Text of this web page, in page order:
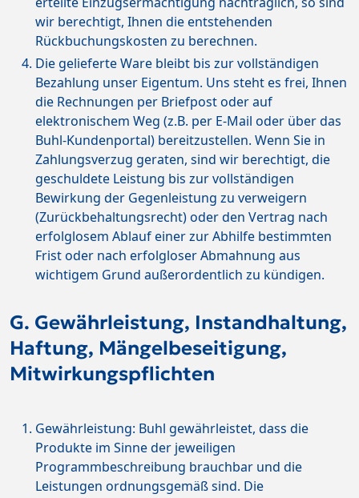
wir berechtigt, Ihnen die entstehenden
Rückbuchungskosten zu berechnen.
Die gelieferte Ware bleibt bis zur vollständigen
Bezahlung unser Eigentum. Uns steht es frei, Ihnen
die Rechnungen per Briefpost oder auf
elektronischem Weg (z.B. per E-Mail oder über das
Buhl-Kundenportal) bereitzustellen. Wenn Sie in
Zahlungsverzug geraten, sind wir berechtigt, die
geschuldete Leistung bis zur vollständigen
Bewirkung der Gegenleistung zu verweigern
(Zurückbehaltungsrecht) oder den Vertrag nach
erfolglosem Ablauf einer zur Abhilfe bestimmten
Frist oder nach erfolgloser Abmahnung aus
wichtigem Grund außerordentlich zu kündigen.
G. Gewährleistung, Instandhaltung,
Haftung, Mängelbeseitigung,
Mitwirkungspflichten
Gewährleistung: Buhl gewährleistet, dass die
Produkte im Sinne der jeweiligen
Programmbeschreibung brauchbar und die
Leistungen ordnungsgemäß sind. Die